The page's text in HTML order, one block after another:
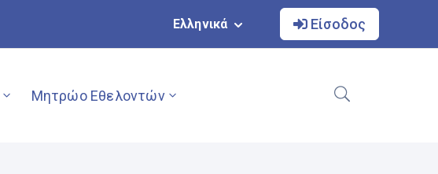
Ελληνικά Είσοδος
Μητρώο Εθελοντών